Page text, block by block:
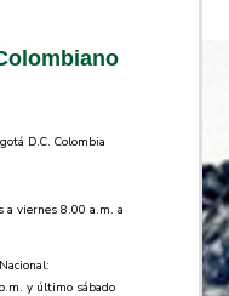
D.C. Colombia
a viernes 8.00 a.m. a
y último sábado